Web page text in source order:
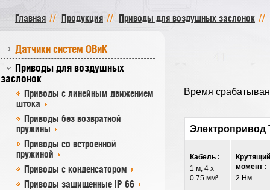
Главная Продукция Приводы для воздушных заслонок
Датчики систем ОВиК
Приводы для воздушных
заслонок
Приводы с линейным движением
штока
Приводы без возвратной
пружины
Приводы со встроенной
пружиной
Приводы с конденсатором
Приводы защищенные IP 66
Время
Электропривод
Кабель :
1 м, 4 x
0.75 мм²
Крутящий
момент :
2 Нм